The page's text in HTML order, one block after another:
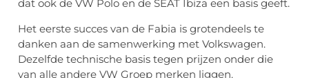
dat ook de VW Polo en de SEAT Ibiza een basis geeft.
Het eerste succes van de Fabia is grotendeels te
danken aan de samenwerking met Volkswagen.
Dezelfde technische basis tegen prijzen onder die
van alle andere VW Groep merken liggen.